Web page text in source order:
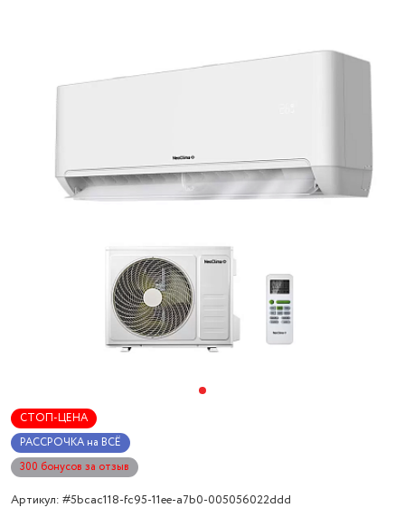
СТОП-ЦЕНА
РАССРОЧКА на ВСЁ
300 бонусов за отзыв
Артикул: #5bcac118-fc95-11ee-a7b0-005056022ddd